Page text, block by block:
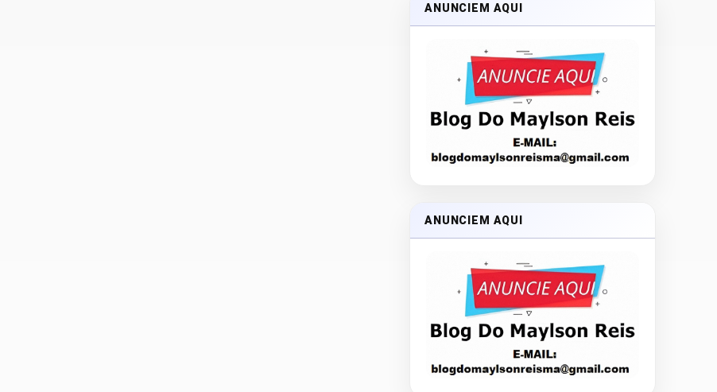
ANUNCIEM AQUI
ANUNCIEM AQUI